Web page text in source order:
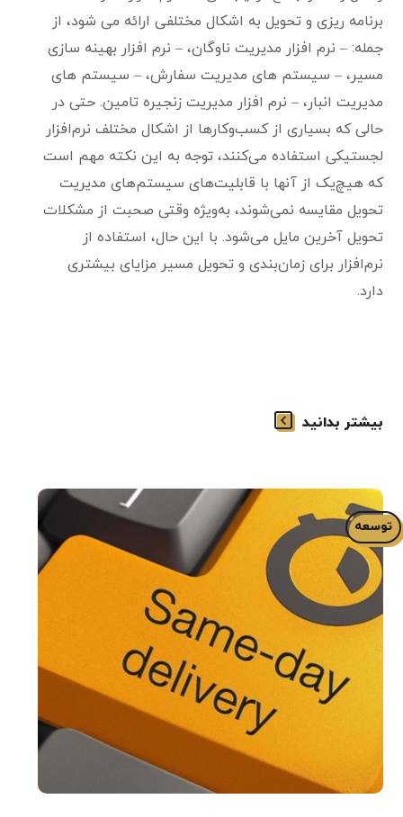
برنامه ریزی و تحویل به اشکال مختلفی ارائه می شود، از
جمله: – نرم افزار مدیریت ناوگان، – نرم افزار بهینه سازی
مسیر، – سیستم های مدیریت سفارش، – سیستم های
مدیریت انبار، – نرم افزار مدیریت زنجیره تامین. حتی در
حالی که بسیاری از کسب‌وکارها از اشکال مختلف نرم‌افزار
لجستیکی استفاده می‌کنند، توجه به این نکته مهم است
که هیچ‌یک از آنها با قابلیت‌های سیستم‌های مدیریت
تحویل مقایسه نمی‌شوند، به‌ویژه وقتی صحبت از مشکلات
تحویل آخرین مایل می‌شود. با این حال، استفاده از
نرم‌افزار برای زمان‌بندی و تحویل مسیر مزایای بیشتری
دارد.
بیشتر بدانید
توسعه